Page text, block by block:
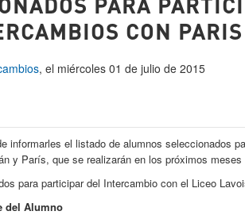
CON
, el miércoles 01 de julio de 2015
informarles el listado de alumnos seleccionados
y París, que se realizarán en los próximos
para participar del Intercambio con el Liceo
del Alumno